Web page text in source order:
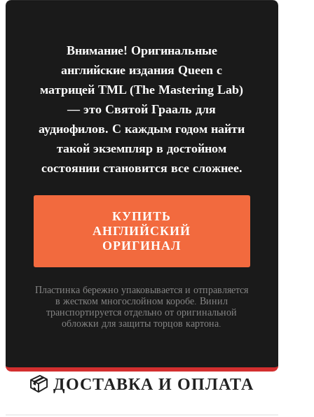
Внимание! Оригинальные
английские издания Queen с
матрицей TML (The Mastering Lab)
— это Святой Грааль для
аудиофилов. С каждым годом найти
такой экземпляр в достойном
состоянии становится все сложнее.
КУПИТЬ
АНГЛИЙСКИЙ
ОРИГИНАЛ
Пластинка бережно упаковывается и отправляется
в жестком многослойном коробе. Винил
транспортируется отдельно от оригинальной
обложки для защиты торцов картона.
📦 ДОСТАВКА И ОПЛАТА